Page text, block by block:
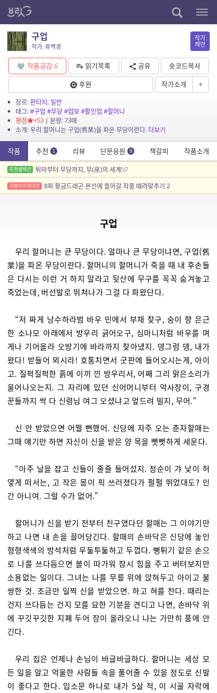
구업
작가: 류백경
작가
제안
작품공감 6 읽기목록 공유
숏코드복사
후원
작가소개 +
장르:판타지, 일반
태그:#구업 #무당#업보#활인업 #할머니
평점
×53| 분량: 73매
소개: 우리 할머니는 구업(舊業)을 파온 무당이란다. 더보기
작품 추천 1 리뷰 단문응원 9 책갈피 작품소개
추천셀렉션 퇴마부터 무당까지, 무(巫)의 세계!📿
리뷰어큐레이션 8회 황금드래곤 본선에 들어갈 작품 때려맞추기 2
구업
우리 할머니는 큰 무당이다. 얼마나 큰 무당이냐면, 구업(舊
業)을 파온 무당이란다. 할머니의 할머니가 죽을 때 내 후손들
은 다시는 이런 거 하지 말라고 뒷산에 무구를 꼭꼭 숨겨놓고
죽었는데, 버선발로 뛰쳐나가 그걸 다 파왔단다.
“저 짜게 낭수하라범 바우 민에서 부채 찾구, 숭이 향 은근
한 소나모 아래에서 방우리 긁어오구, 심마니처럼 바우를 며
게나 기어올라 오방기에 바라까지 찾아냈지. 뎅그렁 뎅, 내가
왔다! 받들어 뫼시라! 호통치면서 굿판에 들어오시는게, 아이
고. 질퍽질퍽한 흙에 이끼 낀 방우리서, 어째 그리 맑은소리가
울어나오는지. 그 자리에 있던 신어머니부터 악사장이, 구경
꾼들까지 싹 다 신령님 여그 오셨냐고 엎드려 빌지, 무어.”
신 안 받았으면 어쩔 뻔했어. 신당에 자주 오는 춘자할매는
그때 얘기만 하면 자신이 신을 받은 양 목을 뻣뻣하게 세운다.
“아주 날을 잡고 신들이 줄줄 들어섰지. 정순이 갸 낯이 허
옇게 떠서는, 고 작은 몸이 픽 쓰러졌다가 펄펄 뛰었대도? 인
간 아니여. 그럴 수가 없어.”
할머니가 신을 받기 전부터 친구였다던 할매는 그 이야기만
하고 나면 내 손을 끌어당긴다. 할매의 손바닥은 신당에 놓인
형형색색의 방석처럼 우둘투둘하고 두껍다. 뻥튀기 같은 손으
로 나를 쓰다듬으면 볼이 따가워 잠시 힘을 주고 버텨보지만
소용없는 일이다. 그녀는 나를 무릎 위에 앉혀두고 아이고 불
쌍한 것. 조금만 일찍 신을 받았으면. 하고 혀를 찬다. 때리는
건지 쓰다듬는 건지 모를 묘한 기분을 견디고 나면, 손바닥 위
에 꾸깃꾸깃한 지폐 두어 장이 올라오니 나는 가만히 품에 안
긴다.
우리 집은 언제나 손님이 바글바글하다. 할머니는 세상 모
든 일을 알고 억울한 사람들 속을 풀어줄 수 있을 정도로 신발
이 좋다고 한다. 입소문 하나로 내가 5살 적, 이 시골 자락에